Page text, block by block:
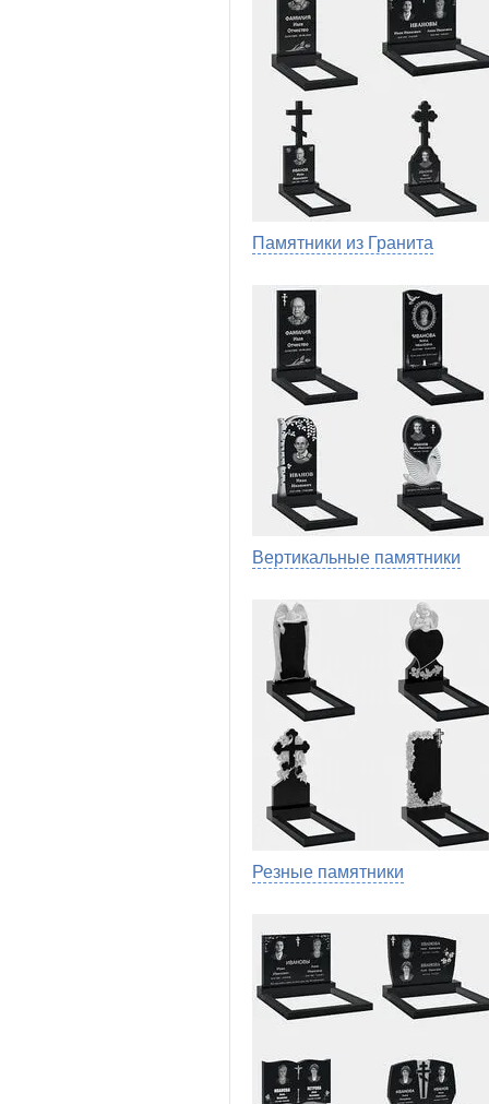
Памятники из Гранита
Вертикальные памятники
Резные памятники